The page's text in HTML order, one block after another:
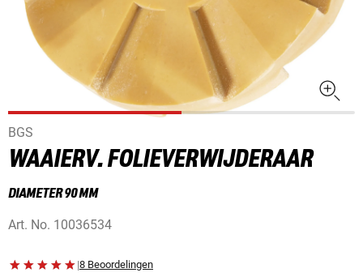
BGS
WAAIERV. FOLIEVERWIJDERAAR
DIAMETER 90 MM
Art. No. 10036534
|8 Beoordelingen